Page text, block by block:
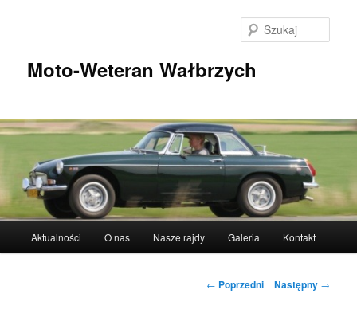
Moto-Weteran Wałbrzych
Aktualności O nas Nasze rajdy Galeria Kontakt
Nawigacja
← Poprzedni Następny →